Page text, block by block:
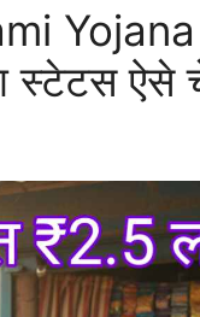
स्टेटस